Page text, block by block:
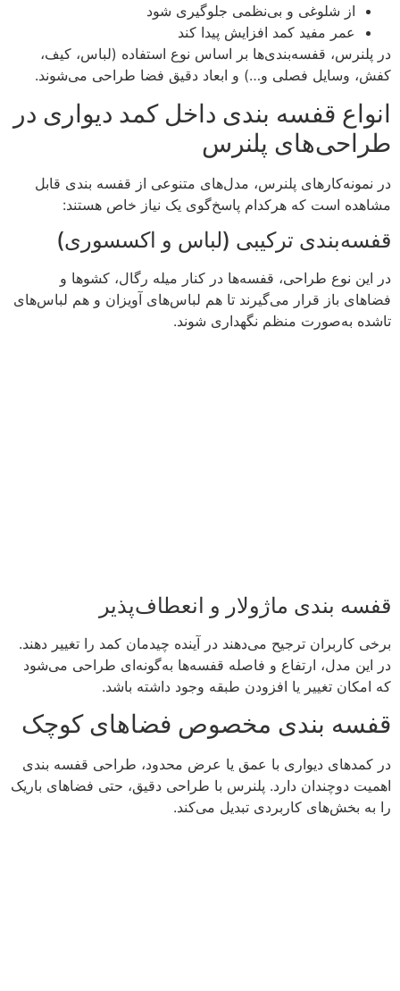
از شلوغی و بی‌نظمی جلوگیری شود
عمر مفید کمد افزایش پیدا کند
در پلنرس، قفسه‌بندی‌ها بر اساس نوع استفاده (لباس، کیف،
کفش، وسایل فصلی و…) و ابعاد دقیق فضا طراحی می‌شوند.
انواع قفسه بندی داخل کمد دیواری در
طراحی‌های پلنرس
در نمونه‌کارهای پلنرس، مدل‌های متنوعی از قفسه بندی قابل
مشاهده است که هرکدام پاسخ‌گوی یک نیاز خاص هستند:
قفسه‌بندی ترکیبی (لباس و اکسسوری)
در این نوع طراحی، قفسه‌ها در کنار میله رگال، کشوها و
فضاهای باز قرار می‌گیرند تا هم لباس‌های آویزان و هم لباس‌های
تاشده به‌صورت منظم نگهداری شوند.
قفسه بندی ماژولار و انعطاف‌پذیر
برخی کاربران ترجیح می‌دهند در آینده چیدمان کمد را تغییر دهند.
در این مدل، ارتفاع و فاصله قفسه‌ها به‌گونه‌ای طراحی می‌شود
که امکان تغییر یا افزودن طبقه وجود داشته باشد.
قفسه بندی مخصوص فضاهای کوچک
در کمدهای دیواری با عمق یا عرض محدود، طراحی قفسه بندی
اهمیت دوچندان دارد. پلنرس با طراحی دقیق، حتی فضاهای باریک
را به بخش‌های کاربردی تبدیل می‌کند.